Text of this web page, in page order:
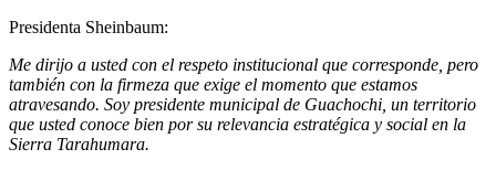
Presidenta Sheinbaum:
Me dirijo a usted con el respeto institucional que corresponde, pero
también con la firmeza que exige el momento que estamos
atravesando. Soy presidente municipal de Guachochi, un territorio
que usted conoce bien por su relevancia estratégica y social en la
Sierra Tarahumara.